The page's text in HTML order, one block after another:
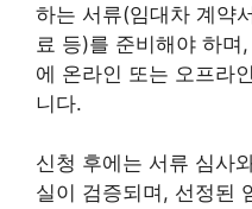
하는 서류(임대차 계약
료 등)를 준비해야 하
에 온라인 또는 오프라
니다.
신청 후에는 서류 심사
실이 검증되며, 선정된